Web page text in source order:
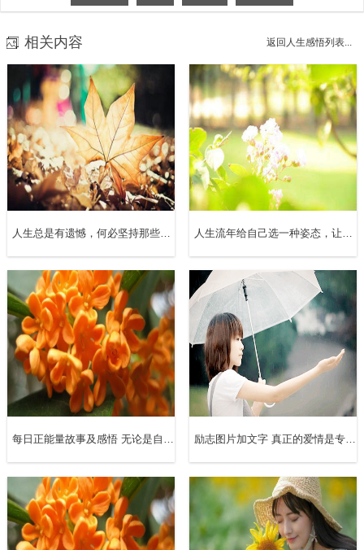
相关内容 返回人生感悟列表...
每日正能量故事及感悟 无论是自己对自己价值的肯定，还是他人对我们价值的肯定，即自尊与被人尊重，都是快乐的 励志图片加文字 真正的爱情是专一的，爱情有领域是非常的狭小，它狭到只能容下两个人生存；如果同时爱上几个人，那便不能称**情，它只是感情上的游戏